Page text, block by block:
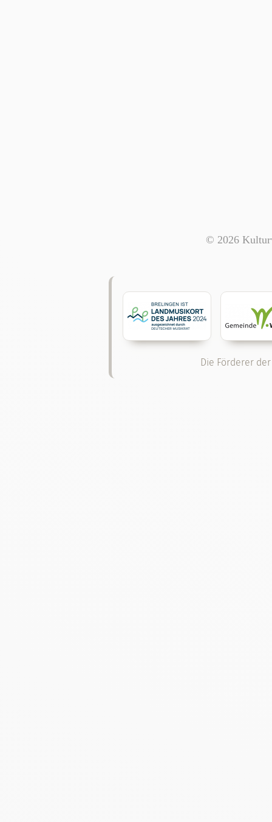
© 2026
Die Förderer